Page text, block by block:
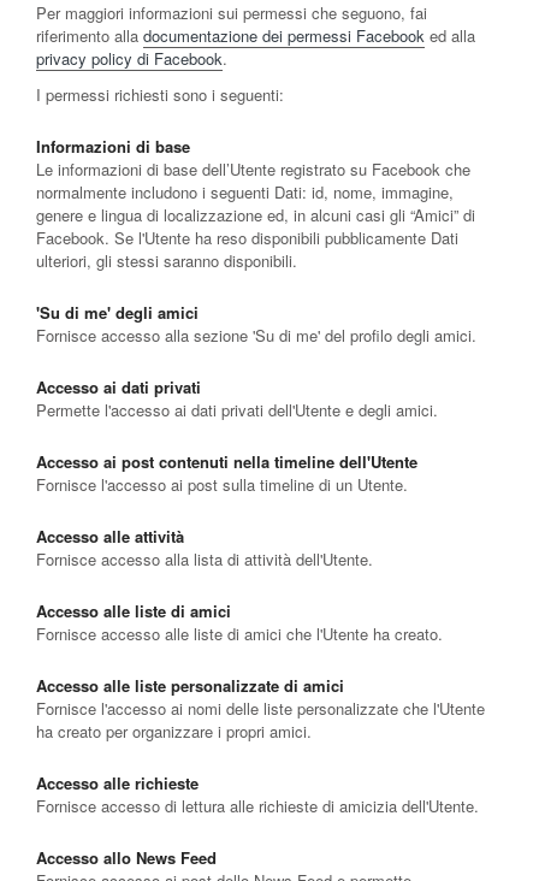
Per maggiori informazioni sui permessi che seguono, fai
riferimento alla documentazione dei permessi Facebook ed alla
privacy policy di Facebook.
I permessi richiesti sono i seguenti:
Informazioni di base
Le informazioni di base dell’Utente registrato su Facebook che
normalmente includono i seguenti Dati: id, nome, immagine,
genere e lingua di localizzazione ed, in alcuni casi gli “Amici” di
Facebook. Se l'Utente ha reso disponibili pubblicamente Dati
ulteriori, gli stessi saranno disponibili.
'Su di me' degli amici
Fornisce accesso alla sezione 'Su di me' del profilo degli amici.
Accesso ai dati privati
Permette l'accesso ai dati privati dell'Utente e degli amici.
Accesso ai post contenuti nella timeline dell'Utente
Fornisce l'accesso ai post sulla timeline di un Utente.
Accesso alle attività
Fornisce accesso alla lista di attività dell'Utente.
Accesso alle liste di amici
Fornisce accesso alle liste di amici che l'Utente ha creato.
Accesso alle liste personalizzate di amici
Fornisce l'accesso ai nomi delle liste personalizzate che l'Utente
ha creato per organizzare i propri amici.
Accesso alle richieste
Fornisce accesso di lettura alle richieste di amicizia dell'Utente.
Accesso allo News Feed